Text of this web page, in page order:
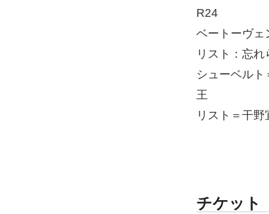
R24
ベートーヴェ
リスト：忘
シューベル
王
リスト＝干
チケット